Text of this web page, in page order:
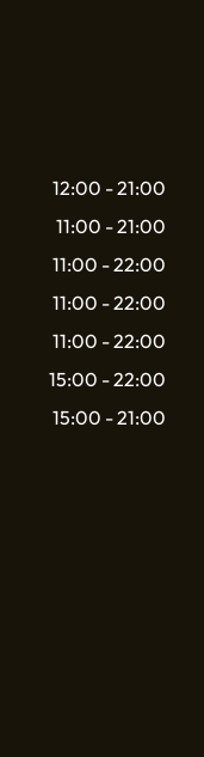
12:00 - 21:00
11:00 - 21:00
11:00 - 22:00
11:00 - 22:00
11:00 - 22:00
15:00 - 22:00
15:00 - 21:00